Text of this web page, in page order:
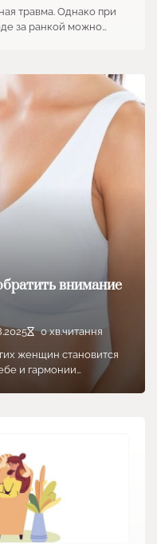
травма. Однако при
за ранкой можно…
внимание
0 хв.читання
женщин становится
и гармонии…